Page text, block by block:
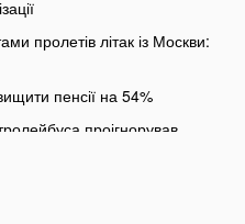
пролетів літак із Москви:
пенсії на 54%
проігнорував